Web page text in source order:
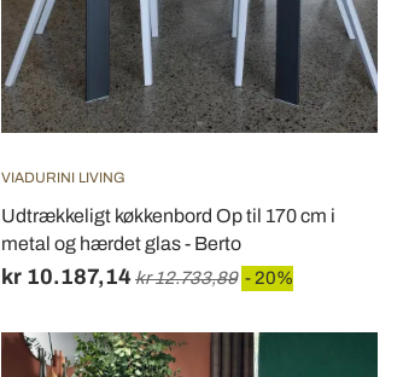
VIADURINI LIVING
Udtrækkeligt køkkenbord Op til 170 cm i
metal og hærdet glas - Berto
kr 10.187,14kr 12.733,89 - 20%